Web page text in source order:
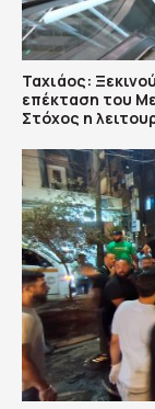
Ταχιάος:
επέκταση του
Στόχος η